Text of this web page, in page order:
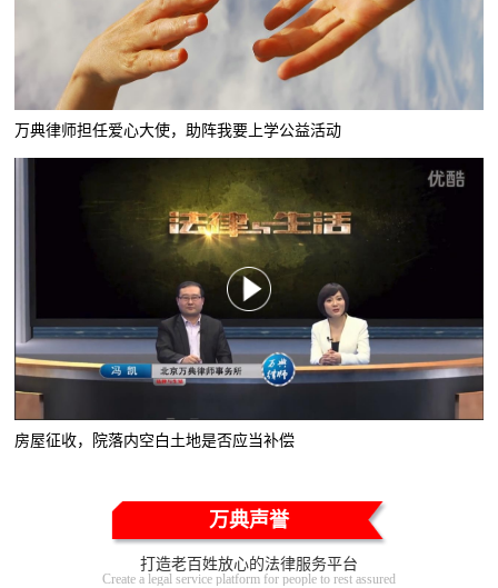
万典律师担任爱心大使，助阵我要上学公益活动
房屋征收，院落内空白土地是否应当补偿
万典声誉
打造老百姓放心的法律服务平台
Create a legal service platform for people to rest assured